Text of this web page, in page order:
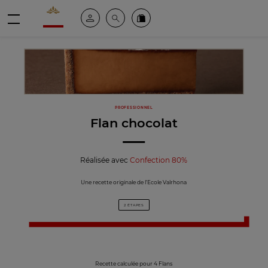
Valrhona - Imaginons le meilleur du chocolat
Espace clientRechercheCommandez en ligne
PROFESSIONNEL
Flan chocolat
Réalisée avecConfection 80%
Une recette originale de l’Ecole Valrhona
2 ÉTAPES
Recette calculée pour 4 Flans